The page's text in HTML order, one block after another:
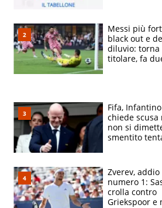
Messi più
black out e
diluvio: torna
titolare, fa
Fifa, Infantino
chiede scusa
non si
smentito
Zverev, addio
numero 1:
crolla contro
Griekspoor e